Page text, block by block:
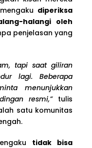
diperiksa
halangi oleh
penjelasan yang
tapi saat giliran
lagi. Beberapa
menunjukkan
resmi,”tulis
satu komunitas
tidak bisa